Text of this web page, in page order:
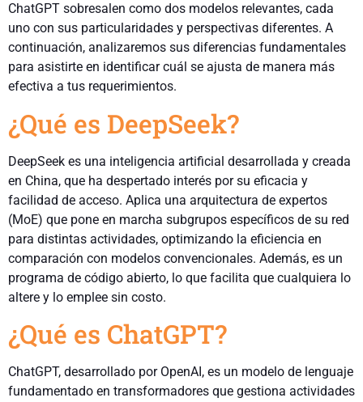
ChatGPT sobresalen como dos modelos relevantes, cada
uno con sus particularidades y perspectivas diferentes. A
continuación, analizaremos sus diferencias fundamentales
para asistirte en identificar cuál se ajusta de manera más
efectiva a tus requerimientos.
¿Qué es DeepSeek?
DeepSeek es una inteligencia artificial desarrollada y creada
en China, que ha despertado interés por su eficacia y
facilidad de acceso. Aplica una arquitectura de expertos
(MoE) que pone en marcha subgrupos específicos de su red
para distintas actividades, optimizando la eficiencia en
comparación con modelos convencionales. Además, es un
programa de código abierto, lo que facilita que cualquiera lo
altere y lo emplee sin costo.
¿Qué es ChatGPT?
ChatGPT, desarrollado por OpenAI, es un modelo de lenguaje
fundamentado en transformadores que gestiona actividades